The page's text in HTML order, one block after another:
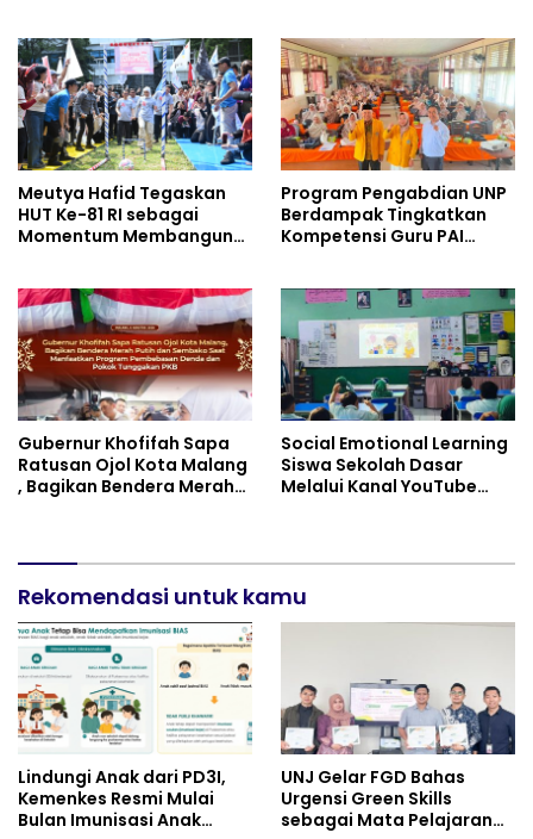
Perhotelan, dan UPW
Meutya Hafid Tegaskan
HUT Ke-81 RI sebagai
Momentum Membangun
Program Pengabdian UNP
Berdampak Tingkatkan
Kompetensi Guru PAI
Gubernur Khofifah Sapa
Ratusan Ojol Kota Malang
, Bagikan Bendera Merah
Pokok Tunggakan PKB
Social Emotional Learning
Siswa Sekolah Dasar
Melalui Kanal YouTube
Rekomendasi untuk kamu
Lindungi Anak dari PD3I,
Kemenkes Resmi Mulai
Bulan Imunisasi Anak
UNJ Gelar FGD Bahas
Urgensi Green Skills
sebagai Mata Pelajaran